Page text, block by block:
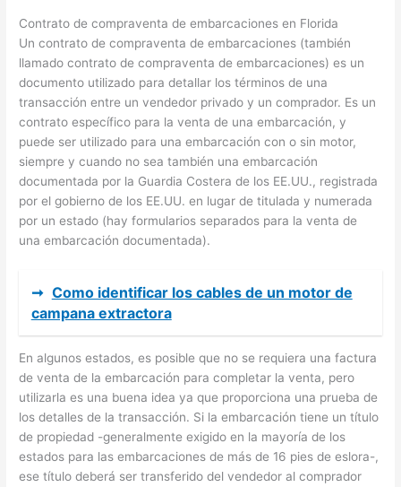
Contrato de compraventa de embarcaciones en Florida
Un contrato de compraventa de embarcaciones (también
llamado contrato de compraventa de embarcaciones) es un
documento utilizado para detallar los términos de una
transacción entre un vendedor privado y un comprador. Es un
contrato específico para la venta de una embarcación, y
puede ser utilizado para una embarcación con o sin motor,
siempre y cuando no sea también una embarcación
documentada por la Guardia Costera de los EE.UU., registrada
por el gobierno de los EE.UU. en lugar de titulada y numerada
por un estado (hay formularios separados para la venta de
una embarcación documentada).
➞ Como identificar los cables de un motor de
campana extractora
En algunos estados, es posible que no se requiera una factura
de venta de la embarcación para completar la venta, pero
utilizarla es una buena idea ya que proporciona una prueba de
los detalles de la transacción. Si la embarcación tiene un título
de propiedad -generalmente exigido en la mayoría de los
estados para las embarcaciones de más de 16 pies de eslora-,
ese título deberá ser transferido del vendedor al comprador